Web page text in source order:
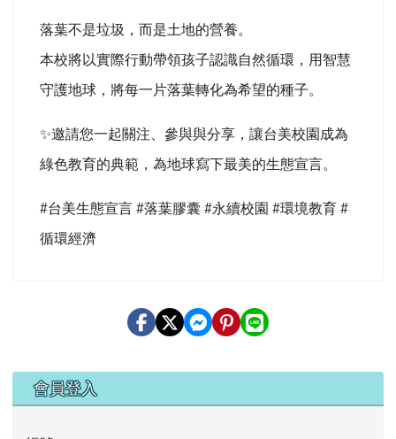
落葉不是垃圾，而是土地的營養。
本校將以實際行動帶領孩子認識自然循環，用智慧
守護地球，將每一片落葉轉化為希望的種子。
✨邀請您一起關注、參與與分享，讓台美校園成為
綠色教育的典範，為地球寫下最美的生態宣言。
#台美生態宣言 #落葉膠囊 #永續校園 #環境教育 #
循環經濟
右邊區域內容
會員登入